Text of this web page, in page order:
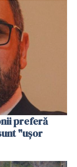
preferă
"uşor